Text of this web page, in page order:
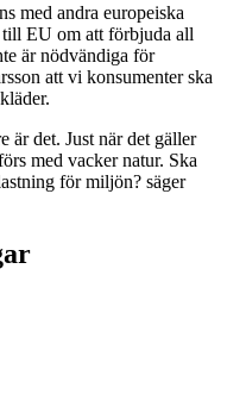
med andra europeiska
till EU om att förbjuda all
är nödvändiga för
att vi konsumenter ska
är det. Just när det gäller
med vacker natur. Ska
för miljön? säger